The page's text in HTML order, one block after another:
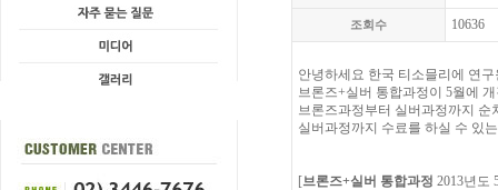
조회수 10636
안녕하세요 한국 티소믈리에 연
브론즈+실버 통합과정이 5월에
브론즈과정부터 실버과정까지 순
실버과정까지 수료를 하실 수 있
[브론즈+실버 통합과정 2013년도